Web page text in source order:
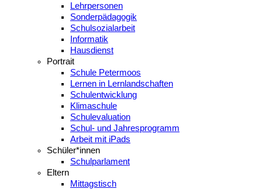
Lehrpersonen
Sonderpädagogik
Schulsozialarbeit
Informatik
Hausdienst
Portrait
Schule Petermoos
Lernen in Lernlandschaften
Schulentwicklung
Klimaschule
Schulevaluation
Schul- und Jahresprogramm
Arbeit mit iPads
Schüler*innen
Schulparlament
Eltern
Mittagstisch